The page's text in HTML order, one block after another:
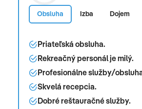
Obsluha Izba Dojem
Priateľská obsluha.
Rekreačný personál je milý.
Profesionálne služby/
Skvelá recepcia.
Dobré reštauračné služby.